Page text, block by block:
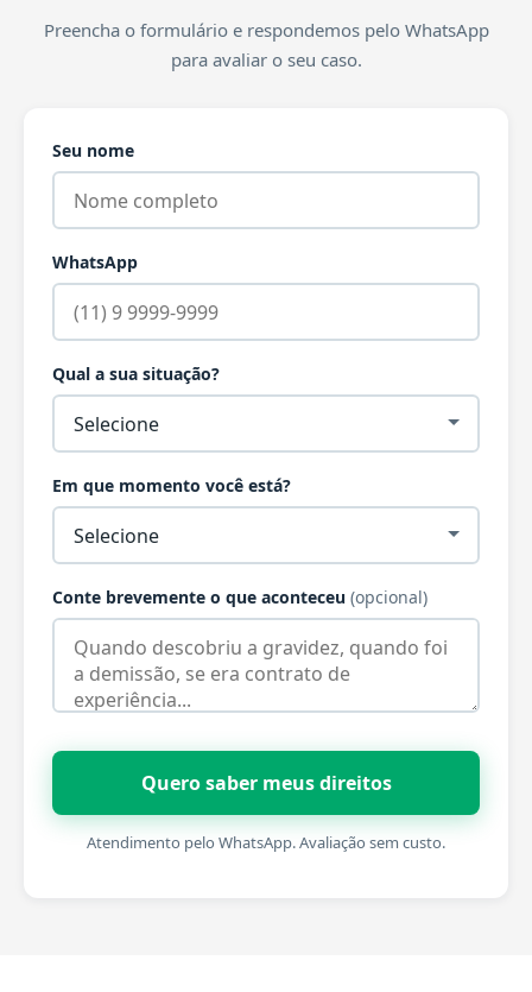
Preencha o formulário e respondemos pelo WhatsApp
para avaliar o seu caso.
Seu nome
WhatsApp
Qual a sua situação?
Em que momento você está?
Conte brevemente o que aconteceu (opcional)
Quero saber meus direitos
Atendimento pelo WhatsApp. Avaliação sem custo.